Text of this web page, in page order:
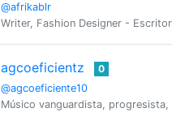
@afrikablr
Writer, Fashion Designer -
agcoeficientz
@agcoeficiente10
0
Músico vanguardista,